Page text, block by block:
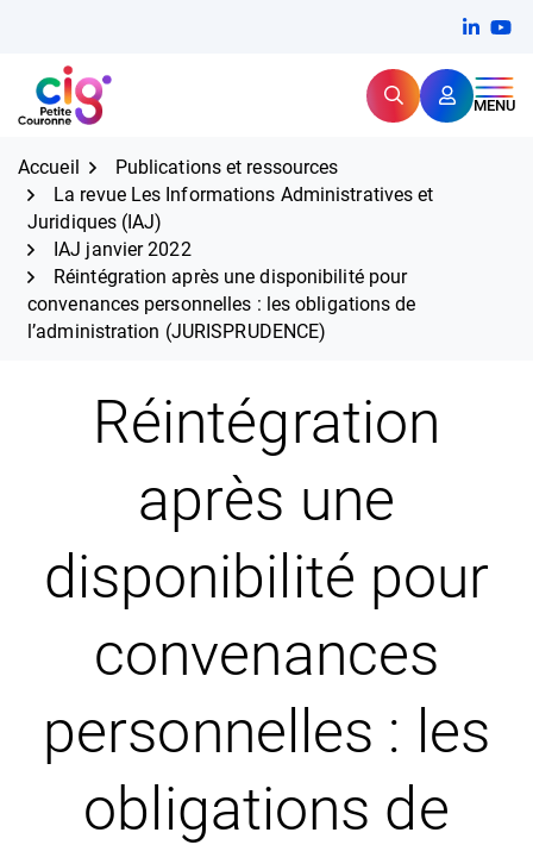
contenu
CIG Petite Couronne RechercherMENU
Expertise et proximité pour
Accueil
Publications et ressources
La revue Les Informations Administratives et
Juridiques (IAJ)
IAJ janvier 2022
Réintégration après une disponibilité pour
convenances personnelles : les obligations de
l’administration (JURISPRUDENCE)
Réintégration
après une
disponibilité pour
convenances
personnelles : les
obligations de